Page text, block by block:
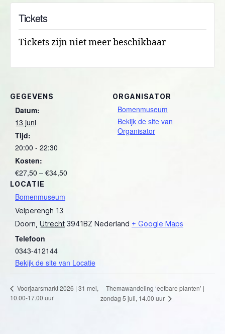
GEGEVENS
Datum:
13 juni
Tijd:
20:00 - 22:30
Kosten:
€27,50 – €34,50
LOCATIE
Bomenmuseum
Velperengh 13
Doorn Utrecht 3941BZ Nederland + Google Maps
Telefoon
0343-412144
Bekijk de site van Locatie
ORGANISATOR
Bomenmuseum
Bekijk de site van
Organisator
Tickets
Tickets zijn niet meer beschikbaar
Voorjaarsmarkt 2026 | 31 mei,
10.00-17.00 uur
Themawandeling ‘eetbare planten’ |
zondag 5 juli, 14.00 uur